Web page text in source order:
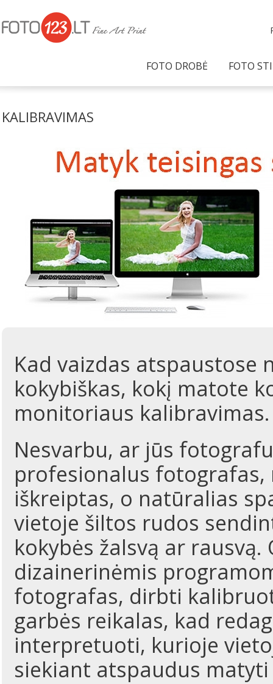
FOTO DROBĖ FOTO
KALIBRAVIMAS
Kad vaizdas
kokybiškas, kokį matote
monitoriaus kalibravimas.
Nesvarbu, ar jūs
profesionalus
iškreiptas, o natūralias
vietoje šiltos rudos
kokybės žalsvą ar
dizainerinėmis
fotografas, dirbti
garbės reikalas, kad
interpretuoti, kurioje
siekiant atspaudus